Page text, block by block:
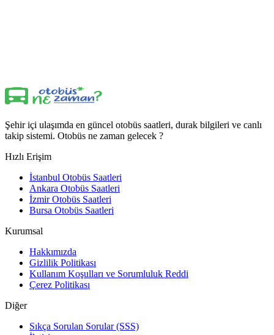
Şehir içi ulaşımda en güncel otobüs saatleri, durak bilgileri ve canlı
takip sistemi. Otobüs ne zaman gelecek ?
Hızlı Erişim
İstanbul Otobüs Saatleri
Ankara Otobüs Saatleri
İzmir Otobüs Saatleri
Bursa Otobüs Saatleri
Kurumsal
Hakkımızda
Gizlilik Politikası
Kullanım Koşulları ve Sorumluluk Reddi
Çerez Politikası
Diğer
Sıkça Sorulan Sorular (SSS)